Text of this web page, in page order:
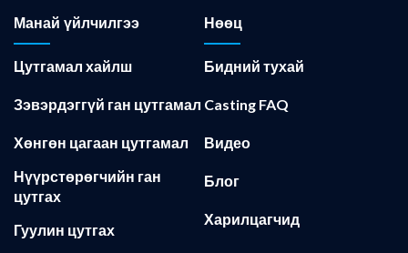
Манай үйлчилгээ
Цутгамал хайлш
Зэвэрдэггүй ган цутгамал
Хөнгөн цагаан цутгамал
Нүүрстөрөгчийн ган
цутгах
Гуулин цутгах
Нөөц
Бидний тухай
Casting FAQ
Видео
Блог
Харилцагчид